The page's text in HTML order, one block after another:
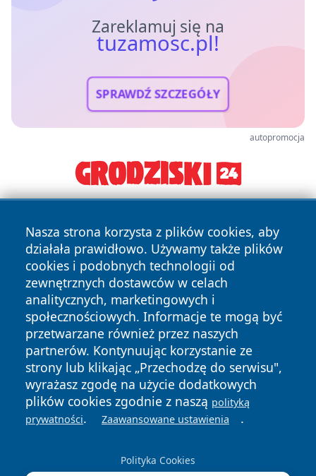
Zareklamuj się na
tuzamosc.pl!
SPRAWDŹ SZCZEGÓŁY
autopromocja
Nasza strona korzysta z plików cookies, aby
działała prawidłowo. Używamy także plików
cookies i podobnych technologii od
zewnętrznych dostawców w celach
analitycznych, marketingowych i
społecznościowych. Informacje te mogą być
przetwarzane również przez naszych
partnerów. Kontynuując korzystanie ze
strony lub klikając „Przechodzę do serwisu",
wyrażasz zgodę na użycie dodatkowych
plików cookies zgodnie z naszą polityką
prywatności. Zaawansowane ustawienia .
Polityka Cookies
Copyright © 2026 tuzamosc.pl Wszystkie prawa zastrzeżone.
News Autorzy
Polityka
Prywatności
Polityka
Cookies